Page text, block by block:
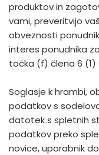
produktov in
vami, preveritvijo
obveznosti
interes ponudnika
točka (f) člena 6 (1)
Soglasje k hrambi,
podatkov s
datotek s spletnih
podatkov preko
novice, uporabnik